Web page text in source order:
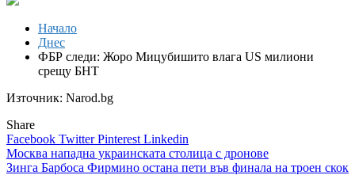
Начало
Днес
ФБР следи: Жоро Мицубишито влага US милиони
срещу БНТ
Източник: Narod.bg
Share
Facebook TwitterPinterest Linkedin
Навигация
Москва нападна украинската столица с дронове
Зинга Барбоса Фирмино остана пети във финала на троен скок